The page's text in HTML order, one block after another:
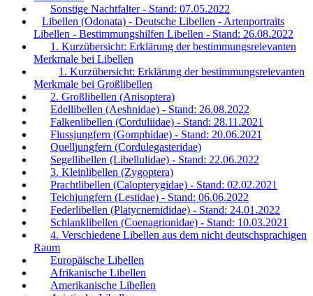
Sonstige Nachtfalter - Stand: 07.05.2022
Libellen (Odonata) - Deutsche Libellen - Artenportraits
Libellen - Bestimmungshilfen Libellen - Stand: 26.08.2022
1. Kurzübersicht: Erklärung der bestimmungsrelevanten
Merkmale bei Libellen
1. Kurzübersicht: Erklärung der bestimmungsrelevanten
Merkmale bei Großlibellen
2. Großlibellen (Anisoptera)
Edellibellen (Aeshnidae) - Stand: 26.08.2022
Falkenlibellen (Corduliidae) - Stand: 28.11.2021
Flussjungfern (Gomphidae) - Stand: 20.06.2021
Quelljungfern (Cordulegasteridae)
Segellibellen (Libellulidae) - Stand: 22.06.2022
3. Kleinlibellen (Zygoptera)
Prachtlibellen (Calopterygidae) - Stand: 02.02.2021
Teichjungfern (Lestidae) - Stand: 06.06.2022
Federlibellen (Platycnemididae) - Stand: 24.01.2022
Schlanklibellen (Coenagrionidae) - Stand: 10.03.2021
4. Verschiedene Libellen aus dem nicht deutschsprachigen
Raum
Europäische Libellen
Afrikanische Libellen
Amerikanische Libellen